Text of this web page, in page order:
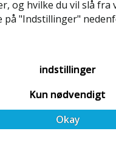
vilka regler som gäller
-
ALLTID PRIO
NYA
og hvilke du vil slå fra
på "Indstillinger"
indstillinger
Kun nødvendigt
Okay